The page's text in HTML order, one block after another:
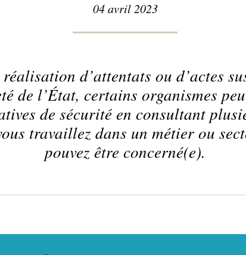
04 avril 2023
d’attentats ou d’actes
de l’État, certains organismes
de sécurité en consultant
travaillez dans un métier ou
pouvez être concerné(e).